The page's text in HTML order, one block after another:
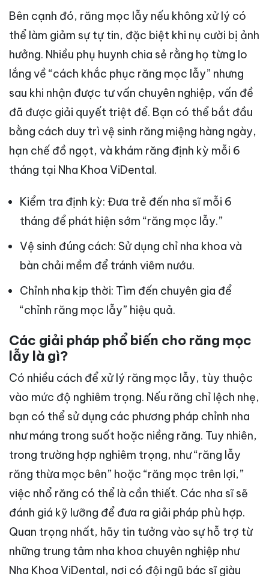
Bên cạnh đó, răng mọc lẫy nếu không xử lý có
thể làm giảm sự tự tin, đặc biệt khi nụ cười bị ảnh
hưởng. Nhiều phụ huynh chia sẻ rằng họ từng lo
lắng về “cách khắc phục răng mọc lẫy” nhưng
sau khi nhận được tư vấn chuyên nghiệp, vấn đề
đã được giải quyết triệt để. Bạn có thể bắt đầu
bằng cách duy trì vệ sinh răng miệng hàng ngày,
hạn chế đồ ngọt, và khám răng định kỳ mỗi 6
tháng tại Nha Khoa ViDental.
Kiểm tra định kỳ: Đưa trẻ đến nha sĩ mỗi 6
tháng để phát hiện sớm “răng mọc lẫy.”
Vệ sinh đúng cách: Sử dụng chỉ nha khoa và
bàn chải mềm để tránh viêm nướu.
Chỉnh nha kịp thời: Tìm đến chuyên gia để
“chỉnh răng mọc lẫy” hiệu quả.
Các giải pháp phổ biến cho răng mọc
lẫy là gì?
Có nhiều cách để xử lý răng mọc lẫy, tùy thuộc
vào mức độ nghiêm trọng. Nếu răng chỉ lệch nhẹ,
bạn có thể sử dụng các phương pháp chỉnh nha
như máng trong suốt hoặc niềng răng. Tuy nhiên,
trong trường hợp nghiêm trọng, như “răng lẫy
răng thừa mọc bên” hoặc “răng mọc trên lợi,”
việc nhổ răng có thể là cần thiết. Các nha sĩ sẽ
đánh giá kỹ lưỡng để đưa ra giải pháp phù hợp.
Quan trọng nhất, hãy tin tưởng vào sự hỗ trợ từ
những trung tâm nha khoa chuyên nghiệp như
Nha Khoa ViDental, nơi có đội ngũ bác sĩ giàu